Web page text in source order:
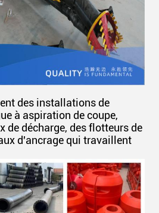
des installations de
à aspiration de coupe,
de décharge, des flotteurs de
d'ancrage qui travaillent